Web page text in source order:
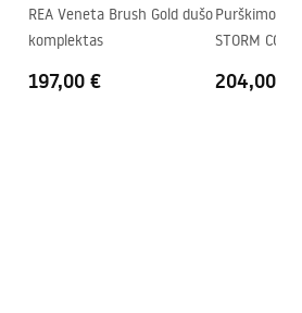
24 mėnesių
Taip
REA Veneta Brush Gold dušo
komplektas
197,00 €
Purškimo
STORM
204,00 €